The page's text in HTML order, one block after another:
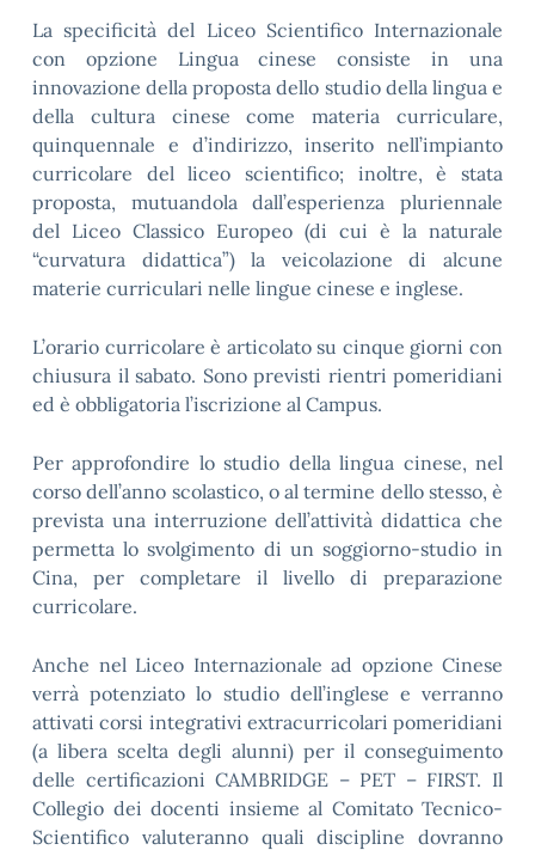
La specificità del Liceo Scientifico Internazionale
con opzione Lingua cinese consiste in una
innovazione della proposta dello studio della lingua e
della cultura cinese come materia curriculare,
quinquennale e d’indirizzo, inserito nell’impianto
curricolare del liceo scientifico; inoltre, è stata
proposta, mutuandola dall’esperienza pluriennale
del Liceo Classico Europeo (di cui è la naturale
“curvatura didattica”) la veicolazione di alcune
materie curriculari nelle lingue cinese e inglese.
L’orario curricolare è articolato su cinque giorni con
chiusura il sabato. Sono previsti rientri pomeridiani
ed è obbligatoria l’iscrizione al Campus.
Per approfondire lo studio della lingua cinese, nel
corso dell’anno scolastico, o al termine dello stesso, è
prevista una interruzione dell’attività didattica che
permetta lo svolgimento di un soggiorno-studio in
Cina, per completare il livello di preparazione
curricolare.
Anche nel Liceo Internazionale ad opzione Cinese
verrà potenziato lo studio dell’inglese e verranno
attivati corsi integrativi extracurricolari pomeridiani
(a libera scelta degli alunni) per il conseguimento
delle certificazioni CAMBRIDGE – PET – FIRST. Il
Collegio dei docenti insieme al Comitato Tecnico-
Scientifico valuteranno quali discipline dovranno